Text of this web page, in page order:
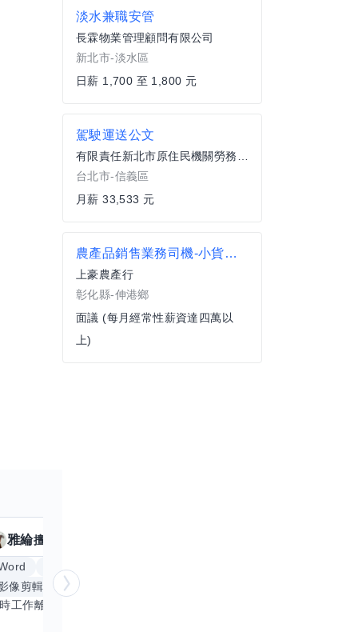
雅綸擅長
Excel
像剪輯與後製
淡水兼職安管
長霖物業管理顧問有限公司
新北市-淡水區
日薪 1,700 至 1,800 元
駕駛運送公文
有限責任新北市原住民機關勞務勞動合作社
台北市-信義區
月薪 33,533 元
農產品銷售業務司機-小貨車區域
上豪農產行
彰化縣-伸港鄉
面議 (每月經常性薪資達四萬以
上)